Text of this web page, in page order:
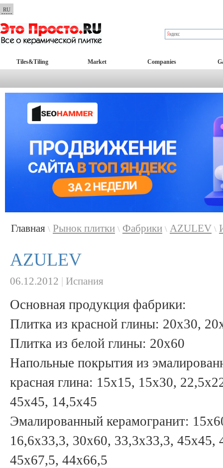
RU
Tiles&Tiling Market Companies
Главная \ Рынок плитки \ Фабрики \ AZULEV \
AZULEV
06.12.2012 | Испания
Основная продукция фабрики:
Плитка из красной глины: 20x30,
Плитка из белой глины: 20x60
Напольные покрытия из
красная глина: 15x15, 15x30,
45x45, 14,5x45
Эмалированный керамогранит:
16,6x33,3, 30x60, 33,3x33,3, 45x45,
45x67,5, 44x66,5